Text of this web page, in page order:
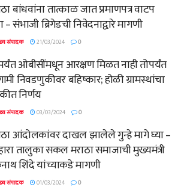
बांधवांना तात्काळ जात प्रमाणपत्र वाटप
– संभाजी ब्रिगेडची निवेदनाद्वारे मागणी
संपादक 21/03/2024 0
ओबीसींमधून आरक्षण मिळत नाही तोपर्यंत
निवडणुकीवर बहिष्कार; होळी ग्रामस्थांचा
निर्णय
संपादक 03/03/2024 0
आंदोलकांवर दाखल झालेले गुन्हे मागे घ्या –
तालुका सकल मराठा समाजाची मुख्यमंत्री
शिंदे यांच्याकडे मागणी
संपादक 01/03/2024 0